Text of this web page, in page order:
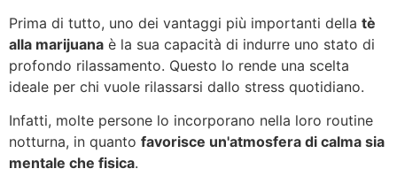
Prima di tutto, uno dei vantaggi più importanti della tè
alla marijuana è la sua capacità di indurre uno stato di
profondo rilassamento. Questo lo rende una scelta
ideale per chi vuole rilassarsi dallo stress quotidiano.
Infatti, molte persone lo incorporano nella loro routine
notturna, in quanto favorisce un'atmosfera di calma sia
mentale che fisica.